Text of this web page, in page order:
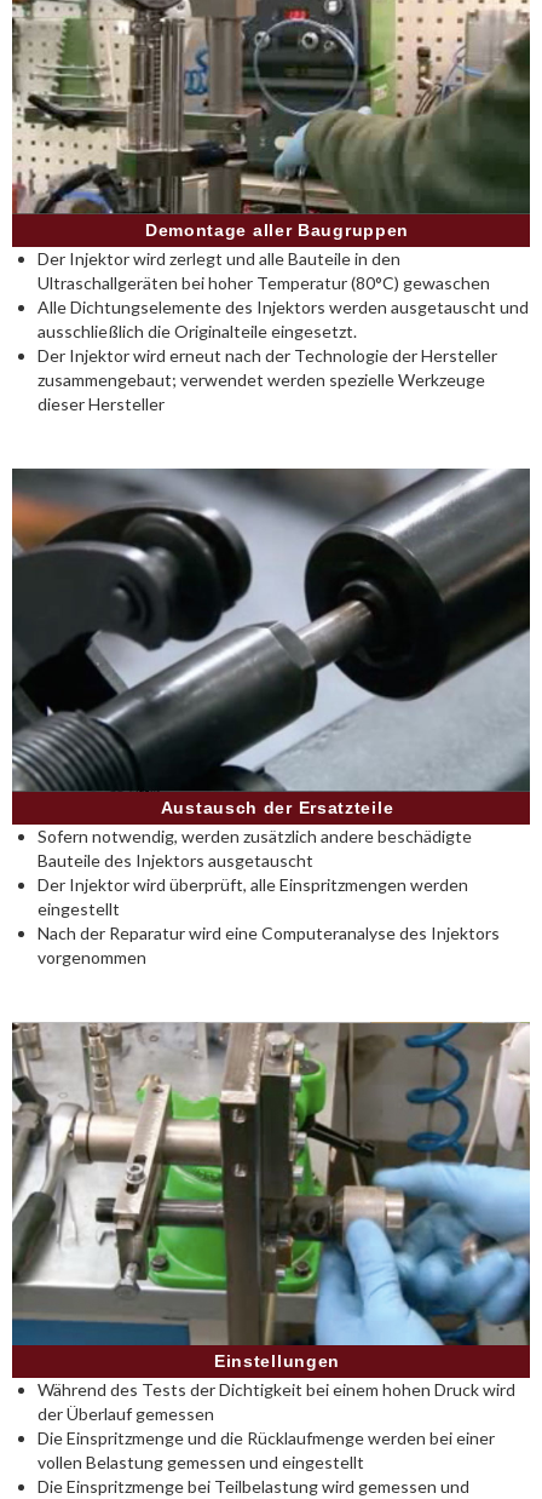
Demontage aller Baugruppen
Der Injektor wird zerlegt und alle Bauteile in den
Ultraschallgeräten bei hoher Temperatur (80°C) gewaschen
Alle Dichtungselemente des Injektors werden ausgetauscht und
ausschließlich die Originalteile eingesetzt.
Der Injektor wird erneut nach der Technologie der Hersteller
zusammengebaut; verwendet werden spezielle Werkzeuge
dieser Hersteller
Austausch der Ersatzteile
Sofern notwendig, werden zusätzlich andere beschädigte
Bauteile des Injektors ausgetauscht
Der Injektor wird überprüft, alle Einspritzmengen werden
eingestellt
Nach der Reparatur wird eine Computeranalyse des Injektors
vorgenommen
Einstellungen
Während des Tests der Dichtigkeit bei einem hohen Druck wird
der Überlauf gemessen
Die Einspritzmenge und die Rücklaufmenge werden bei einer
vollen Belastung gemessen und eingestellt
Die Einspritzmenge bei Teilbelastung wird gemessen und